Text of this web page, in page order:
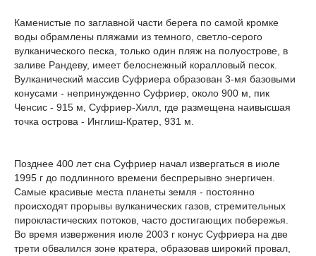
Каменистые по заглавной части берега по самой кромке
воды обрамлены пляжами из темного, светло-серого
вулканического песка, только один пляж на полуострове, в
заливе Рандеву, имеет белоснежный коралловый песок.
Вулканический массив Суфриера образован 3-мя базовыми
конусами - непринужденно Суфриер, около 900 м, пик
Ченсис - 915 м, Суфриер-Хилл, где размещена наивысшая
точка острова - Инглиш-Кратер, 931 м.
Позднее 400 лет сна Суфриер начал извергаться в июле
1995 г до подлинного времени беспрерывно энергичен.
Самые красивые места планеты земля - постоянно
происходят прорывы вулканических газов, стремительных
пирокластических потоков, часто достигающих побережья.
Во время извержения июле 2003 г конус Суфриера на две
трети обвалился зоне кратера, образовав широкий провал,